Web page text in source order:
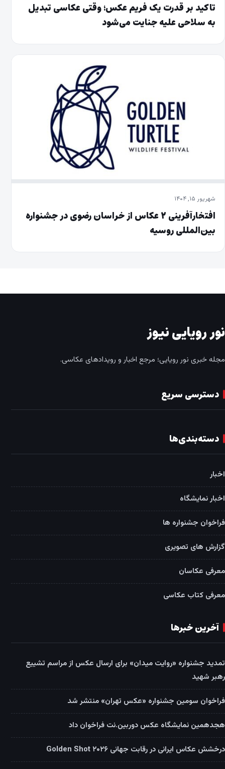
تاکید بر قدرت یک فریم عکس؛ وقتی عکاسی تبدیل
به سلاحی علیه جنایت می‌شود
شهریور ۱۵, ۱۴۰۴
افتخارآفرینی ۲ عکاس از خراسان رضوی در جشنواره
بین‌المللی روسیه
نور رویایی نیوز
مجله خبری نور رویایی؛ مرجع اخبار و رویدادهای عکاسی.
دسترسی سریع
دسته‌بندی‌ها
اخبار
اخبار نمایشگاه
فراخوان جشنواره ها
گزارش های تصویری
معرفی عکاسان
معرفی کتاب عکاسی
آخرین خبرها
تمدید جشنواره «روایت میدان» برای ارسال عکس از مراسم تشییع
رهبر شهید
فراخوان سومین جشنواره «عکس تهران» منتشر شد
هجدهمین نمایشگاه عکس دوربین.نت فراخوان داد
درخشش عکاس ایرانی در رقابت جهانی Golden Shot ۲۰۲۶